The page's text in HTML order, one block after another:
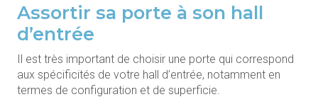
Assortir sa porte à son hall
d’entrée
Il est très important de choisir une porte qui correspond
aux spécificités de votre hall d’entrée, notamment en
termes de configuration et de superficie.